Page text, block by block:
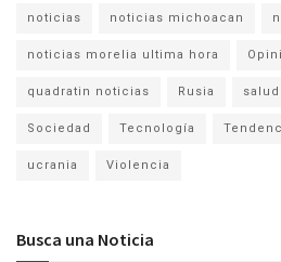
noticias noticias michoacan
noticias morelia ultima hora
quadratin noticias Rusia salud
Sociedad Tecnología
ucrania Violencia
Busca una Noticia